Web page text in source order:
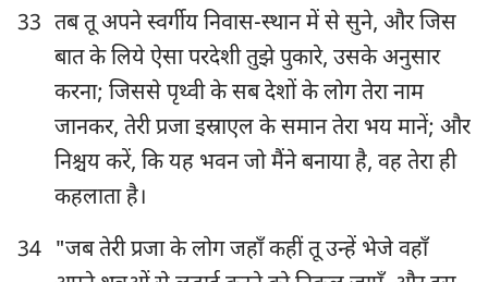
33 तब तू अपने स्वर्गीय निवास-स्थान में से सुने, और जिस
बात के लिये ऐसा परदेशी तुझे पुकारे, उसके अनुसार
करना; जिससे पृथ्वी के सब देशों के लोग तेरा नाम
जानकर, तेरी प्रजा इस्राएल के समान तेरा भय मानें; और
निश्चय करें, कि यह भवन जो मैंने बनाया है, वह तेरा ही
कहलाता है।
34 "जब तेरी प्रजा के लोग जहाँ कहीं तू उन्हें भेजे वहाँ